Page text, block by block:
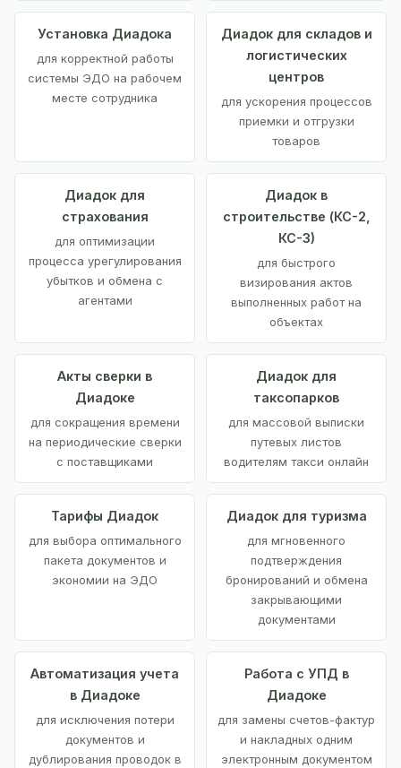
Установка Диадока
для корректной работы
системы ЭДО на рабочем
месте сотрудника
Диадок для складов и
логистических
центров
для ускорения процессов
приемки и отгрузки
товаров
Диадок для
страхования
для оптимизации
процесса урегулирования
убытков и обмена с
агентами
Диадок в
строительстве (КС-2,
КС-3)
для быстрого
визирования актов
выполненных работ на
объектах
Акты сверки в
Диадоке
для сокращения времени
на периодические сверки
с поставщиками
Диадок для
таксопарков
для массовой выписки
путевых листов
водителям такси онлайн
Тарифы Диадок
для выбора оптимального
пакета документов и
экономии на ЭДО
Диадок для туризма
для мгновенного
подтверждения
бронирований и обмена
закрывающими
документами
Автоматизация учета
в Диадоке
для исключения потери
документов и
дублирования проводок в
Работа с УПД в
Диадоке
для замены счетов-фактур
и накладных одним
электронным документом